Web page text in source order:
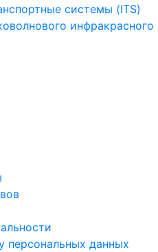
системы (ITS)
инфракрасного
персональных данных